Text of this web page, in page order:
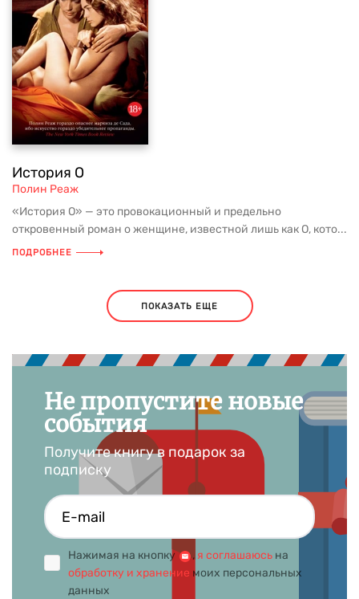
История О
Полин Реаж
«История О» — это провокационный и предельно
откровенный роман о женщине, известной лишь как О, кото...
ПОДРОБНЕЕ
ПОКАЗАТЬ ЕЩЕ
Не пропустите новые
события
Получите книгу в подарок за
подписку
Нажимая на кнопку , я соглашаюсь на
обработку и хранение моих персональных
данных